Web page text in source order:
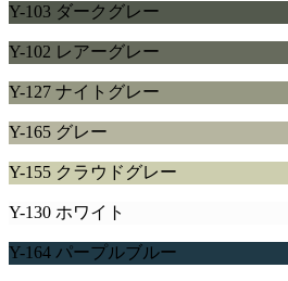
Y-103 ダークグレー
Y-102 レアーグレー
Y-127 ナイトグレー
Y-165 グレー
Y-155 クラウドグレー
Y-130 ホワイト
Y-164 パープルブルー